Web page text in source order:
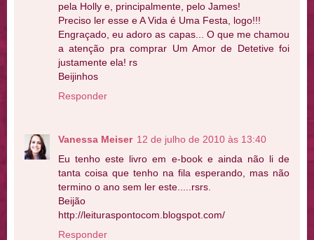
pela Holly e, principalmente, pelo James!
Preciso ler esse e A Vida é Uma Festa, logo!!!
Engraçado, eu adoro as capas... O que me chamou
a atenção pra comprar Um Amor de Detetive foi
justamente ela! rs
Beijinhos
Responder
Vanessa Meiser 12 de julho de 2010 às 13:40
Eu tenho este livro em e-book e ainda não li de
tanta coisa que tenho na fila esperando, mas não
termino o ano sem ler este.....rsrs.
Beijão
http://leituraspontocom.blogspot.com/
Responder